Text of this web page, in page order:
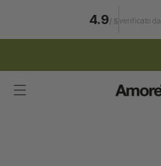
4.9/ 5 verificato da